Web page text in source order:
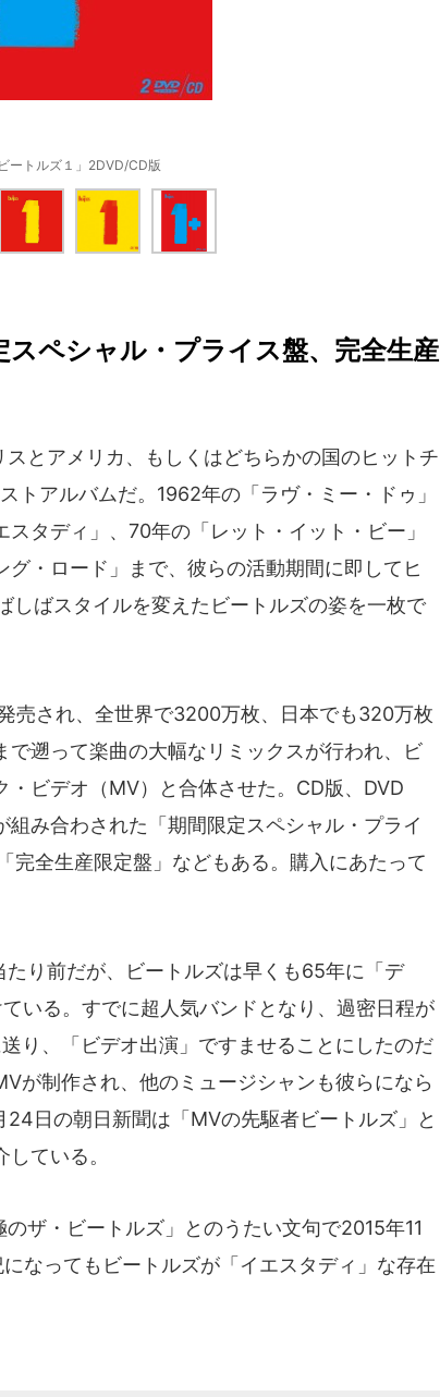
ートルズ１」2DVD/CD版
スペシャル・プライス盤、完全生産
とアメリカ、もしくはどちらかの国のヒットチ
トアルバムだ。1962年の「ラヴ・ミー・ドゥ」
タディ」、70年の「レット・イット・ビー」
・ロード」まで、彼らの活動期間に即してヒ
しばスタイルを変えたビートルズの姿を一枚で
され、全世界で3200万枚、日本でも320万枚
遡って楽曲の大幅なリミックスが行われ、ビ
ビデオ（MV）と合体させた。CD版、DVD
み合わされた「期間限定スペシャル・プライ
完全生産限定盤」などもある。購入にあたって
り前だが、ビートルズは早くも65年に「デ
いる。すでに超人気バンドとなり、過密日程が
り、「ビデオ出演」ですませることにしたのだ
が制作され、他のミュージシャンも彼らになら
日の朝日新聞は「MVの先駆者ビートルズ」と
ている。
ザ・ビートルズ」とのうたい文句で2015年11
なってもビートルズが「イエスタディ」な存在